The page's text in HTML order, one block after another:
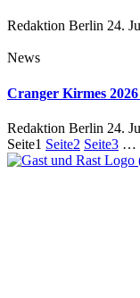
Redaktion Berlin 24.
News
Cranger Kirmes
Redaktion Berlin 24.
Seite1 Seite2 Seite3 …